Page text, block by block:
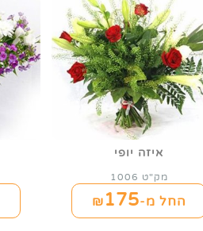
איזה יופי
מק"ט 1006
החל מ-₪175